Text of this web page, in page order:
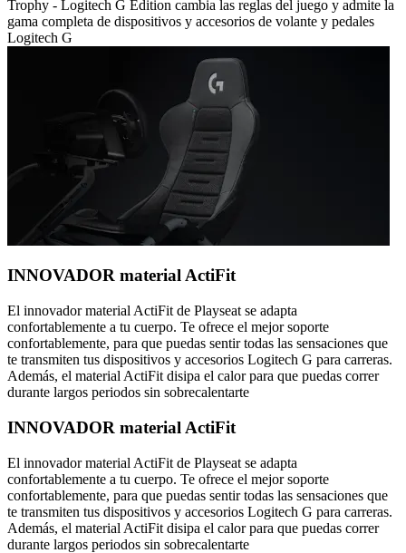
Trophy - Logitech G Edition cambia las reglas del juego y admite la
gama completa de dispositivos y accesorios de volante y pedales
Logitech G
INNOVADOR material ActiFit
El innovador material ActiFit de Playseat se adapta
confortablemente a tu cuerpo. Te ofrece el mejor soporte
confortablemente, para que puedas sentir todas las sensaciones que
te transmiten tus dispositivos y accesorios Logitech G para carreras.
Además, el material ActiFit disipa el calor para que puedas correr
durante largos periodos sin sobrecalentarte
INNOVADOR material ActiFit
El innovador material ActiFit de Playseat se adapta
confortablemente a tu cuerpo. Te ofrece el mejor soporte
confortablemente, para que puedas sentir todas las sensaciones que
te transmiten tus dispositivos y accesorios Logitech G para carreras.
Además, el material ActiFit disipa el calor para que puedas correr
durante largos periodos sin sobrecalentarte